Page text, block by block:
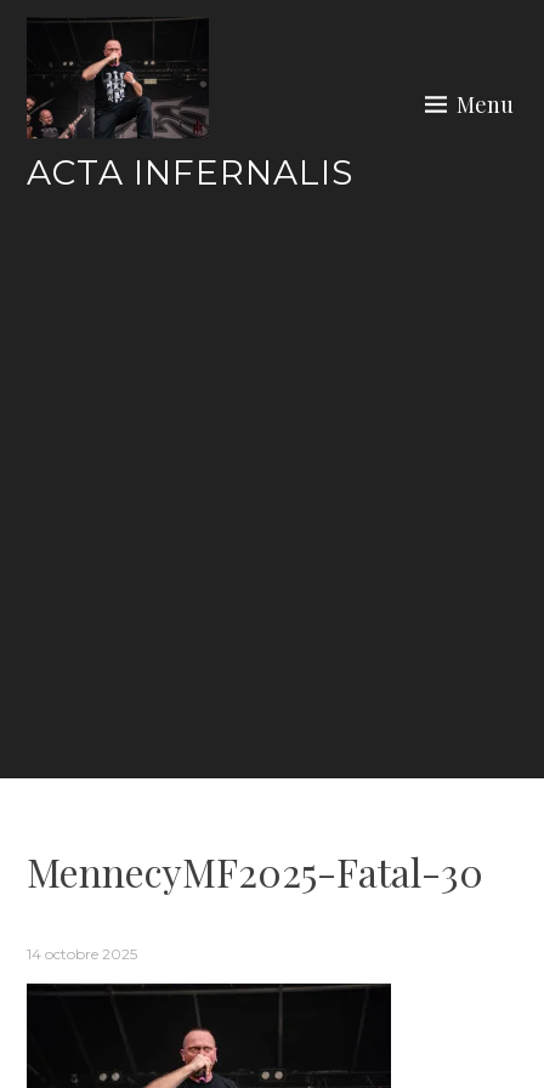
Skip
content
ACTA INFERNALIS
Menu
MennecyMF2025-Fatal-30
14 octobre 2025